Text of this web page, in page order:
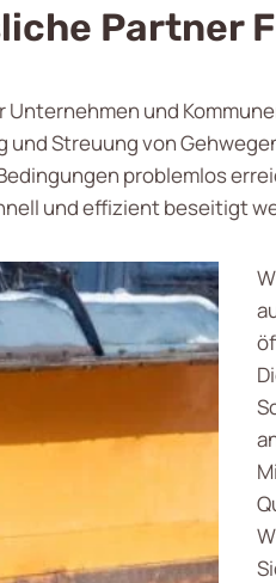
Partner
und
Streuung von
problemlos
und effizient beseitigt